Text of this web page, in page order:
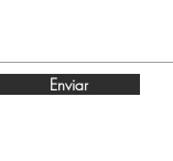
Enviar